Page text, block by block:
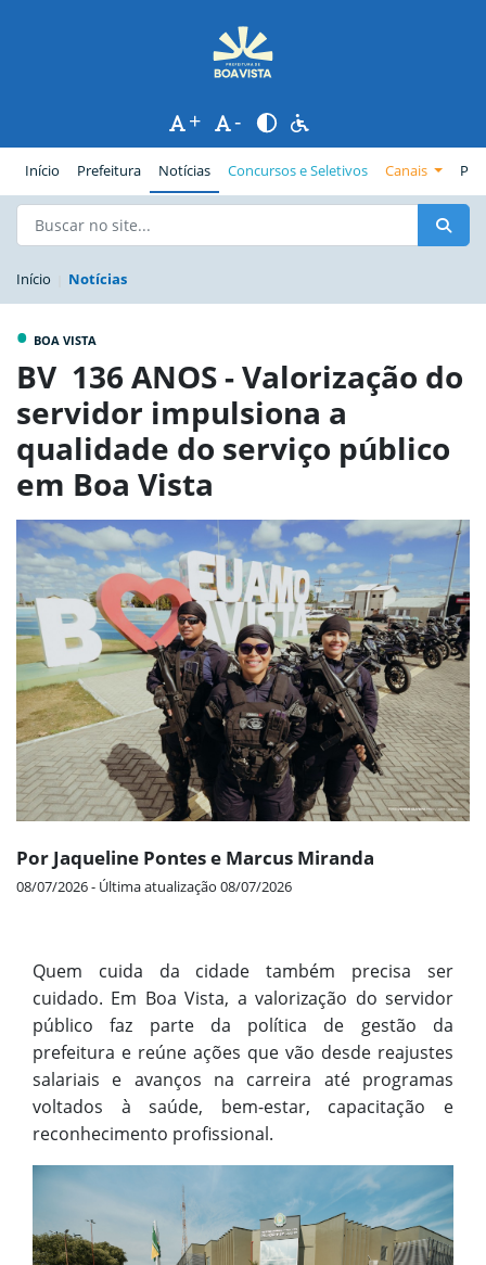
+ -
Início Prefeitura(página atual)
Notícias Concursos e Seletivos Canais
Início Notícias
• BOA VISTA
BV 136 ANOS - Valorização do
servidor impulsiona a
qualidade do serviço público
em Boa Vista
Por Jaqueline Pontes e Marcus Miranda
08/07/2026 - Última atualização 08/07/2026
Quem cuida da cidade também precisa ser
cuidado. Em Boa Vista, a valorização do servidor
público faz parte da política de gestão da
prefeitura e reúne ações que vão desde reajustes
salariais e avanços na carreira até programas
voltados à saúde, bem-estar, capacitação e
reconhecimento profissional.